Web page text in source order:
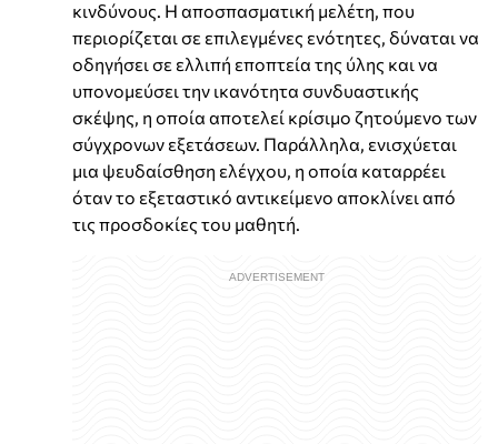
κινδύνους. Η αποσπασματική μελέτη, που
περιορίζεται σε επιλεγμένες ενότητες, δύναται να
οδηγήσει σε ελλιπή εποπτεία της ύλης και να
υπονομεύσει την ικανότητα συνδυαστικής
σκέψης, η οποία αποτελεί κρίσιμο ζητούμενο των
σύγχρονων εξετάσεων. Παράλληλα, ενισχύεται
μια ψευδαίσθηση ελέγχου, η οποία καταρρέει
όταν το εξεταστικό αντικείμενο αποκλίνει από
τις προσδοκίες του μαθητή.